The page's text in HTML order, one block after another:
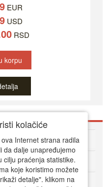
EUR
USD
RSD
korpu
kolačiće
Internet strana radila
da dalje unapređujemo
cilju praćenja statistike.
koje koristimo možete
detalje". klikom na